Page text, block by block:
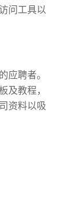
问工具以
应聘者。
及教程，
资料以吸